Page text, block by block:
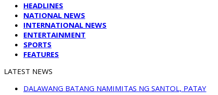
HEADLINES
NATIONAL NEWS
INTERNATIONAL NEWS
ENTERTAINMENT
SPORTS
FEATURES
LATEST NEWS
DALAWANG BATANG NAMIMITAS NG SANTOL, PATAY